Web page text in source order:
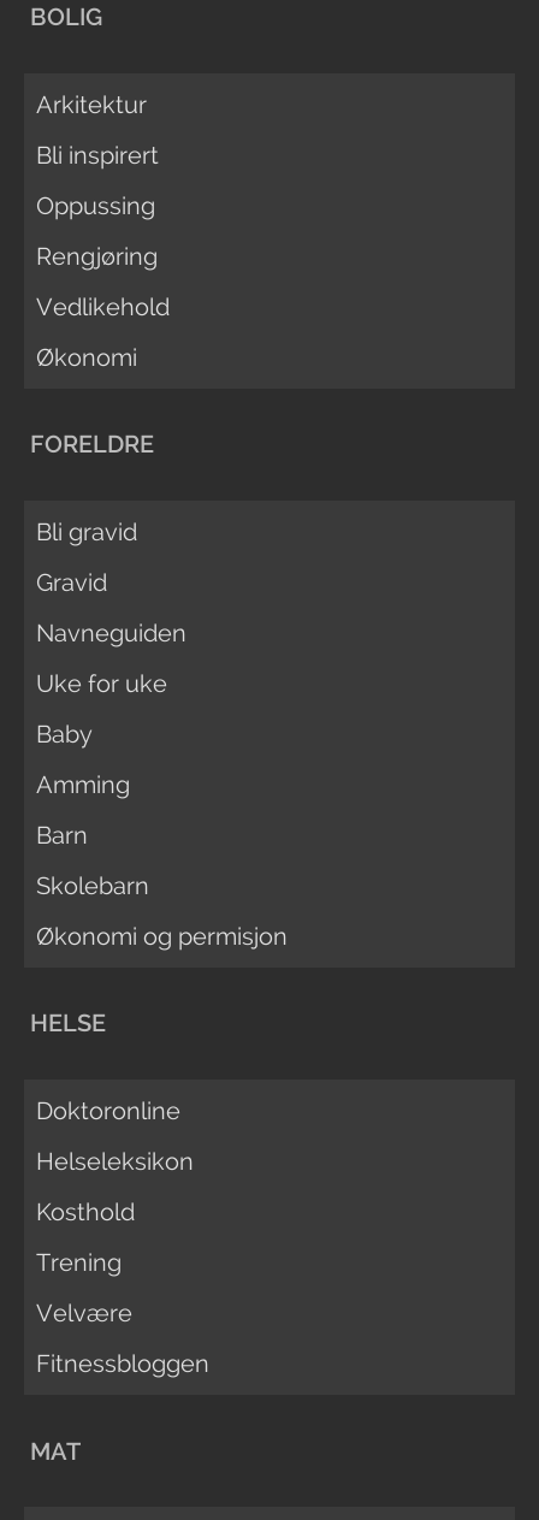
BOLIG
Arkitektur
Bli inspirert
Oppussing
Rengjøring
Vedlikehold
Økonomi
FORELDRE
Bli gravid
Gravid
Navneguiden
Uke for uke
Baby
Amming
Barn
Skolebarn
Økonomi og permisjon
HELSE
Doktoronline
Helseleksikon
Kosthold
Trening
Velvære
Fitnessbloggen
MAT